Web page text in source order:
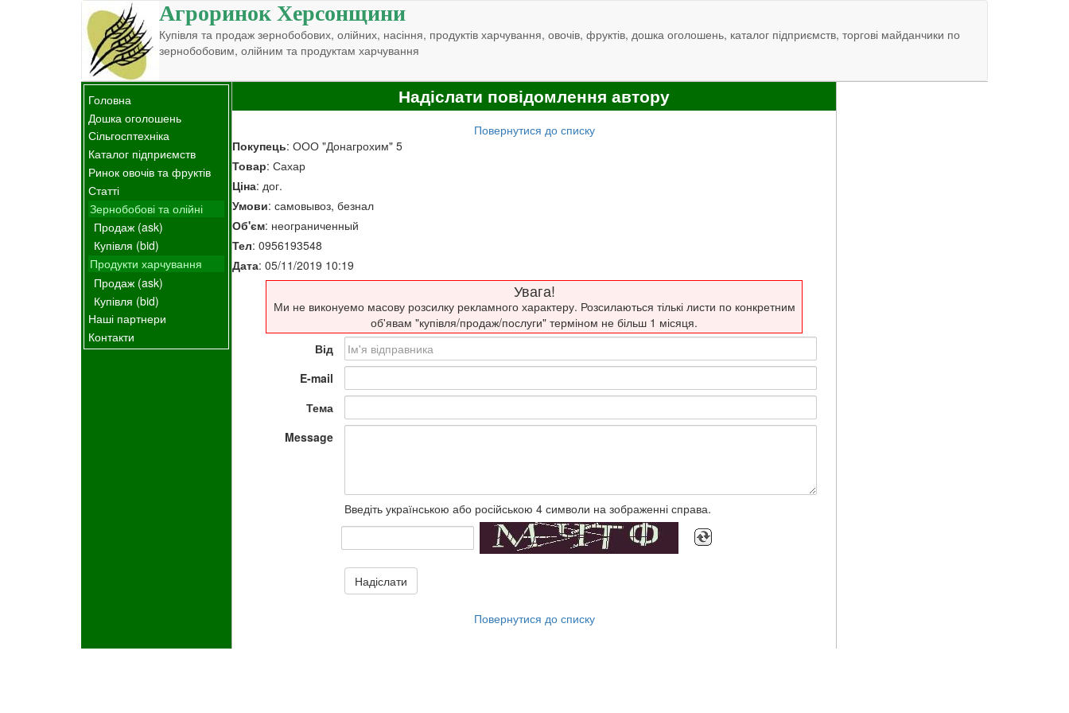
Агроринок Херсонщини
Купівля та продаж зернобобових, олійних, насіння, продуктів харчування, овочів, фруктів, дошка оголошень, каталог підприємств, торгові майданчики по
зернобобовим, олійним та продуктам харчування
Головна
Дошка оголошень
Сільгосптехніка
Каталог підприємств
Ринок овочів та фруктів
Статті
Зернобобові та олійні
Продаж (ask)
Купівля (bid)
Продукти харчування
Продаж (ask)
Купівля (bid)
Наші партнери
Контакти
Надіслати повідомлення автору
Повернутися до списку
Покупець: ООО "Донагрохим" 5
Товар: Сахар
Ціна: дог.
Умови: самовывоз, безнал
Об'єм: неограниченный
Тел: 0956193548
Дата: 05/11/2019 10:19
Увага!
Ми не виконуемо масову розсилку рекламного характеру. Розсилаються тількі листи по конкретним
об'явам "купівля/продаж/послуги" терміном не більш 1 місяця.
Від
E-mail
Тема
Message
Введіть українською або російською 4 символи на зображенні справа.
Надіслати
Повернутися до списку